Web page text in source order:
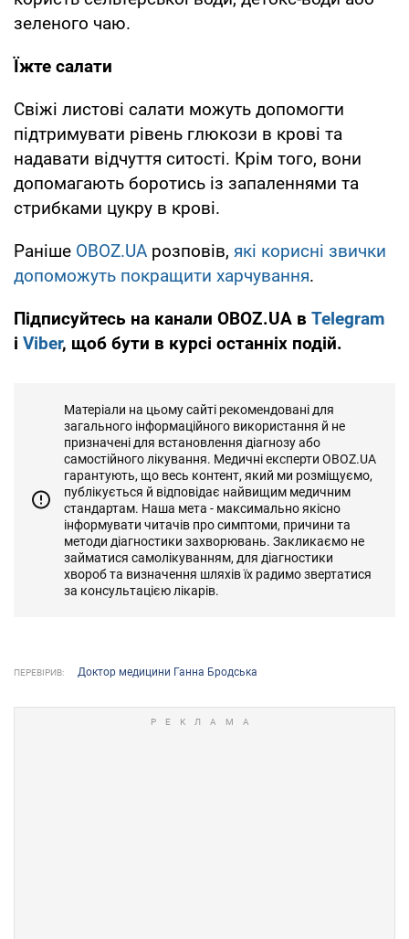
зеленого чаю.
Їжте салати
Свіжі листові салати можуть допомогти
підтримувати рівень глюкози в крові та
надавати відчуття ситості. Крім того, вони
допомагають боротись із запаленнями та
стрибками цукру в крові.
Раніше OBOZ.UA розповів, які корисні звички
допоможуть покращити харчування.
Підписуйтесь на канали OBOZ.UA в Telegram
і Viber, щоб бути в курсі останніх подій.
Матеріали на цьому сайті рекомендовані для
загального інформаційного використання й не
призначені для встановлення діагнозу або
самостійного лікування. Медичні експерти OBOZ.UA
гарантують, що весь контент, який ми розміщуємо,
публікується й відповідає найвищим медичним
стандартам. Наша мета - максимально якісно
інформувати читачів про симптоми, причини та
методи діагностики захворювань. Закликаємо не
займатися самолікуванням, для діагностики
хвороб та визначення шляхів їх радимо звертатися
за консультацією лікарів.
ПЕРЕВІРИВ: Доктор медицини Ганна Бродська